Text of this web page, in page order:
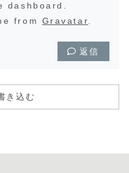
dashboard.
from Gravatar
返信
き込む